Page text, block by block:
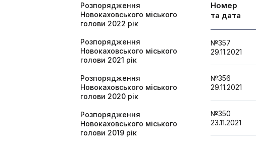
Розпорядження
Новокаховського міського
голови 2022 рік
Розпорядження
Новокаховського міського
голови 2021 рік
Розпорядження
Новокаховського міського
голови 2020 рік
Розпорядження
Новокаховського міського
голови 2019 рік
Номер
та дата
№357
29.11.2021
№356
29.11.2021
№350
23.11.2021